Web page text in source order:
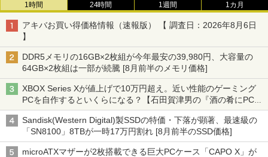
1時間 24時間 1週間 1カ月
アキバお買い得価格情報（速報版） 【 調査日：2026年8月6日
】
DDR5メモリの16GB×2枚組が今年最安の39,980円、大容量の
64GB×2枚組は一部が続騰 [8月前半のメモリ価格]
XBOX Series Xが値上げで10万円超え。近い性能のゲーミング
PCを自作するといくらになる？【石田賀津男の『酒の肴にPCゲ
ーム』】
Sandisk(Western Digital)製SSDの特価・下落が顕著、最速級の
「SN8100」8TBが一時17万円割れ [8月前半のSSD価格]
microATXマザーが2枚搭載できる巨大PCケース「CAPO X」が